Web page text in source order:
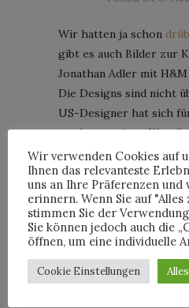
Wir hatten ja schon
gibt es auch Bilder zur
Jonathan Adler mit H&M
Die Designs sind nicht
US-Designer hat sich
stark von seinen
lassen. So finden sich
„Utopia“ (die
„Muse“ (die Vasen). In
die Stücke allerdings
was ein wenig den Reiz
den Preisen (fangen bei
merkwürdigen Quasten
Wir verwenden Cookies auf
Ihnen das relevanteste
uns an Ihre Präferenzen und
erinnern. Wenn Sie auf "Alles
stimmen Sie der
Sie können jedoch auch die
öffnen, um eine individuelle
Cookie Einstellungen